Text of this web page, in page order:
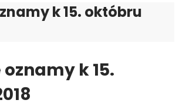
k 15. októbru
k 15.